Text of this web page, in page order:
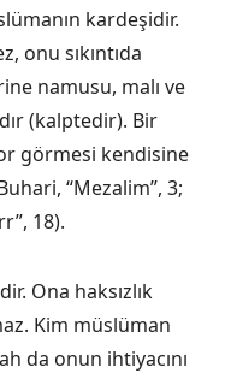
kardeşidir.
onu sıkıntıda
namusu, malı ve
(kalptedir). Bir
görmesi kendisine
“Mezalim”, 3;
18).
Ona haksızlık
Kim müslüman
da onun ihtiyacını